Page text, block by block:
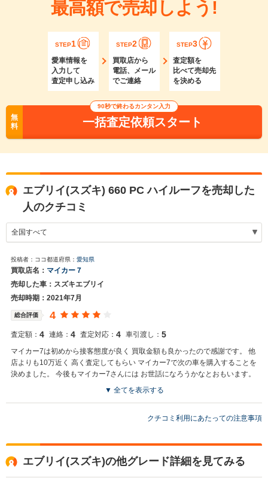
最高額で売却しよう!
STEP1
愛車情報を
入力して
査定申し込み
STEP2
買取店から
電話、メール
でご連絡
STEP3
査定額を
比べて売却先
を決める
無
料
90秒で終わるカンタン入力
一括査定依頼スタート
エブリイ(スズキ) 660 PC ハイルーフを売却した
人のクチコミ
投稿者：ココ都道府県： 愛知県
買取店名： マイカー７
売却した車：スズキエブリイ
売却時期：2021年7月
総合評価 4
査定額： 4 連絡： 4 査定対応： 4 車引渡し： 5
マイカー7は初めから接客態度が良く 買取金額も良かったので感謝です。 他
店よりも10万近く 高く査定してもらい マイカー7で次の車を購入することを
決めました。 今後もマイカー7さんには お世話になろうかなとおもいます。
買取店からの返信
この度はありがとうございました。 今後ともよろしくお願いいたしま
▼ 全てを表示する
クチコミ利用にあたっての注意事項
エブリイ(スズキ)の他グレード詳細を見てみる